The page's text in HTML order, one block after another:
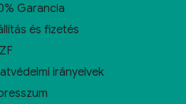
Garancia
és fizetés
irányelvek